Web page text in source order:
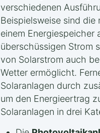
verschiedenen
Beispielsweise sind die
einem Energiespeicher
überschüssigen Strom
von Solarstrom auch
Wetter ermöglicht.
Solaranlagen durch
um den Energieertrag
Solaranlagen in drei